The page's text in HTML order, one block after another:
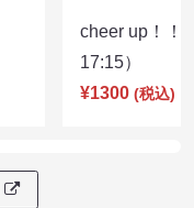
cheer up！
17:15）
¥1300 (税込)